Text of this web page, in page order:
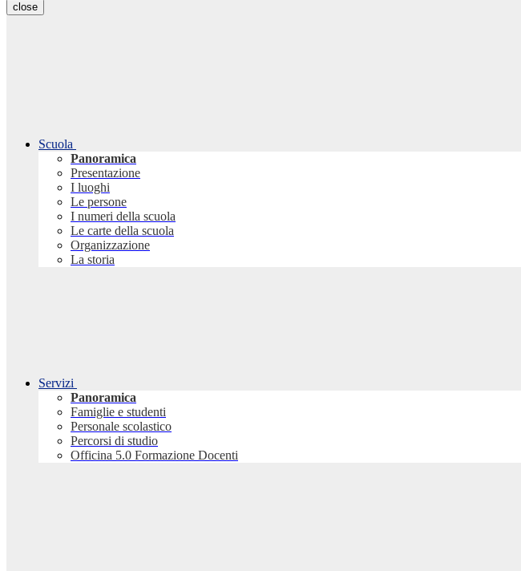
close
Scuola
Panoramica
Presentazione
I luoghi
Le persone
I numeri della scuola
Le carte della scuola
Organizzazione
La storia
Servizi
Panoramica
Famiglie e studenti
Personale scolastico
Percorsi di studio
Officina 5.0 Formazione Docenti